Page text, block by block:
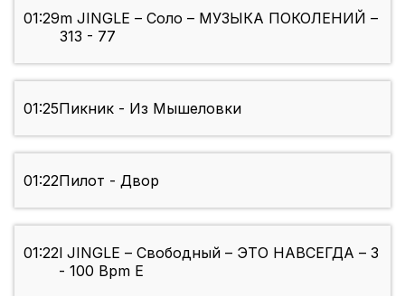
01:29m JINGLE – Соло – МУЗЫКА ПОКОЛЕНИЙ –
313 - 77
01:25Пикник - Из Мышеловки
01:22Пилот - Двор
01:22l JINGLE – Свободный – ЭТО НАВСЕГДА – 3
- 100 Bpm E